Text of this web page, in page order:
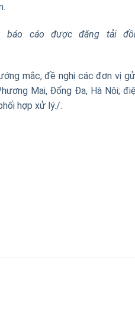
cáo được đăng tải
mắc, đề nghị các đơn vị
Mai, Đống Đa, Hà Nội;
hợp xử lý./.